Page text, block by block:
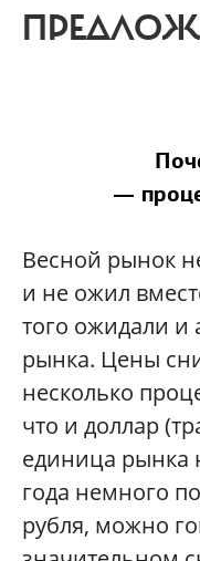
—
Весной рынок
и не ожил
того ожидали и
рынка. Цены
несколько
что и доллар
единица рынка
года немного
рубля, можно